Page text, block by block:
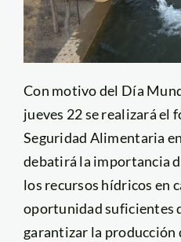
Con motivo del Día
jueves 22 se realizará el
Seguridad Alimentaria
debatirá la importancia
los recursos hídricos en
oportunidad suficientes
garantizar la producción